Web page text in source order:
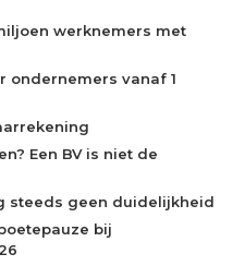
werknemers met
ondernemers vanaf 1
Een BV is niet de
steeds geen duidelijkheid
bij